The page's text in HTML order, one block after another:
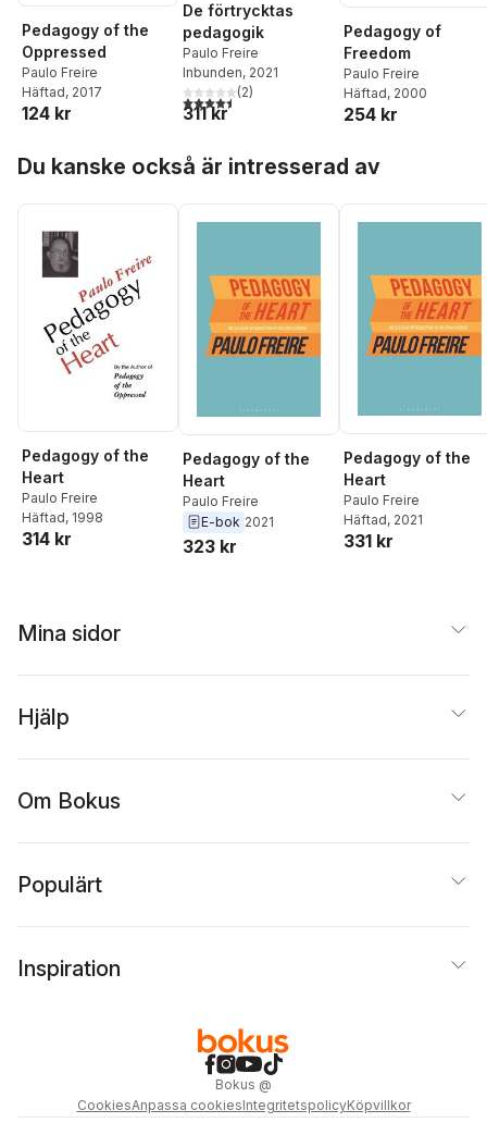
Pedagogy of the
Oppressed
Paulo Freire
Häftad, 2017
124 kr
De förtrycktas
pedagogik
Paulo Freire
Inbunden, 2021
4,5utav 5 stjärnor. Totalt antal röster:
(2)
311 kr
Pedagogy of
Freedom
Paulo Freire
Häftad, 2000
254 kr
Du kanske också är intresserad av
Pedagogy of the
Heart
Paulo Freire
Häftad, 1998
314 kr
Pedagogy of the
Heart
Paulo Freire
E-bok 2021
323 kr
Pedagogy of the
Heart
Paulo Freire
Häftad, 2021
331 kr
Mina sidor
Hjälp
Om Bokus
Populärt
Inspiration
Bokus @
CookiesAnpassa cookiesIntegritetspolicyKöpvillkor